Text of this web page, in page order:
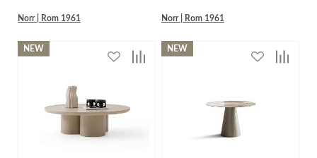
Norr | Rom 1961 Norr | Rom 1961
NEW NEW